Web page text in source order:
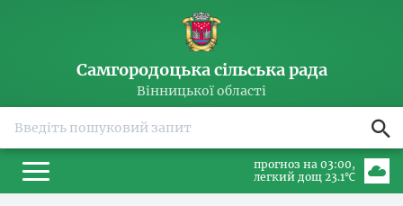
Самгородоцька сільська рада
Вінницької області
прогноз на 03:00
легкий дощ 23.1℃